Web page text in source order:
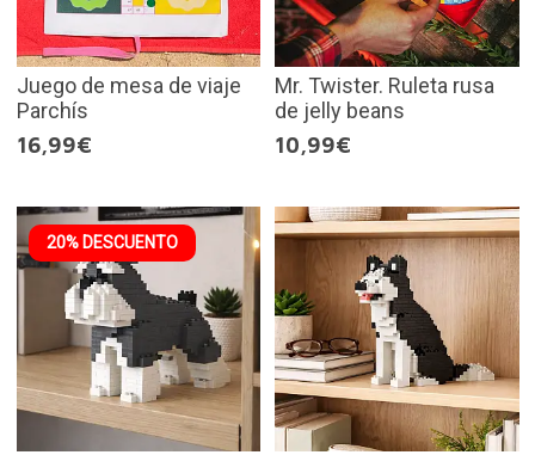
Juego de mesa de viaje
Parchís
16,99€
Mr. Twister. Ruleta rusa
de jelly beans
10,99€
20% DESCUENTO